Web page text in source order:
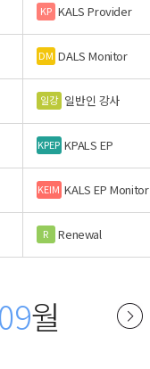
KP KALS Provider
DM DALS Monitor
일강 일반인 강사
KPEP KPALS EP
KEIM KALS EP Monitor
R Renewal
09월